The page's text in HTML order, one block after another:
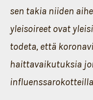
sen takia niiden
yleisoireet ovat
todeta, että
haittavaikutuksia